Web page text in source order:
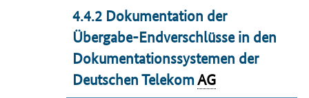
4.4.2 Dokumentation der
Übergabe-Endverschlüsse in den
Dokumentationssystemen der
Deutschen TelekomAG